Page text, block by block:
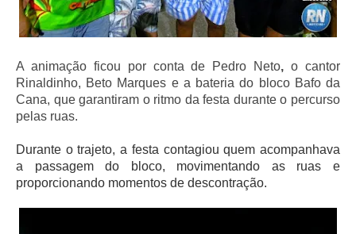
A animação ficou por conta de Pedro Neto, ocantor
Rinaldinho, Beto Marques e a bateria do bloco Bafo da
Cana, que garantiram o ritmo da festa durante o percurso
pelas ruas.
Durante o trajeto, a festa contagiou quem acompanhava
a passagem do bloco, movimentando as ruas e
proporcionando momentos de descontração.